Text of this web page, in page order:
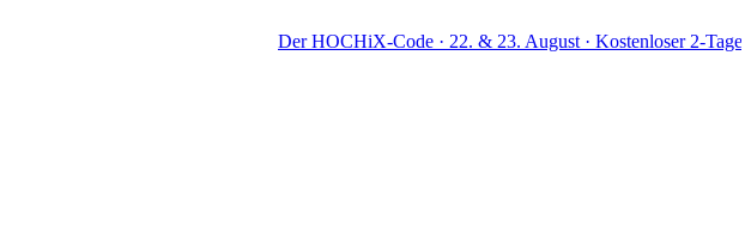
Der HOCHiX-Code · 22. & 23. August · Kostenloser 2-Tage-